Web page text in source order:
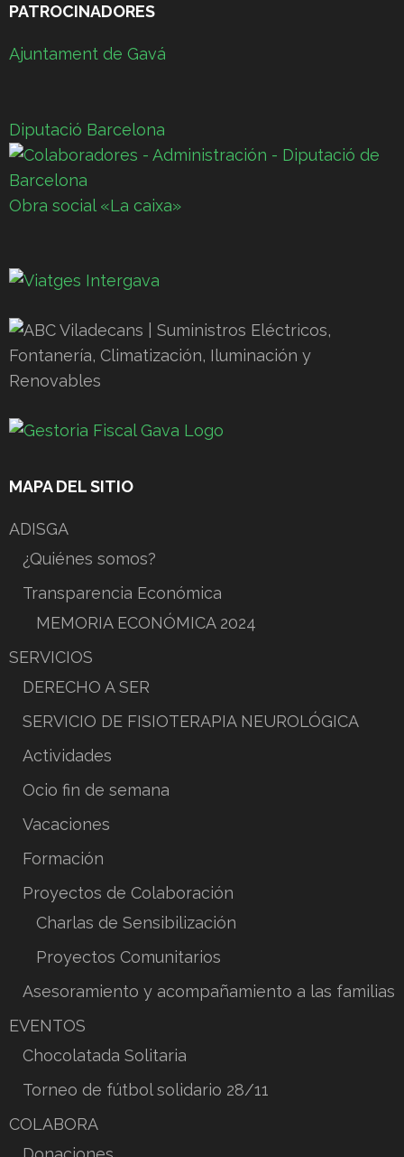
PATROCINADORES
Ajuntament de Gavá
Diputació Barcelona
Obra social «La caixa»
MAPA DEL SITIO
ADISGA
¿Quiénes somos?
Transparencia Económica
MEMORIA ECONÓMICA 2024
SERVICIOS
DERECHO A SER
SERVICIO DE FISIOTERAPIA NEUROLÓGICA
Actividades
Ocio fin de semana
Vacaciones
Formación
Proyectos de Colaboración
Charlas de Sensibilización
Proyectos Comunitarios
Asesoramiento y acompañamiento a las familias
EVENTOS
Chocolatada Solitaria
Torneo de fútbol solidario 28/11
COLABORA